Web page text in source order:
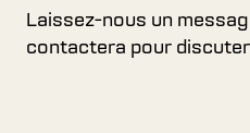
Laissez-nous un
contactera pour